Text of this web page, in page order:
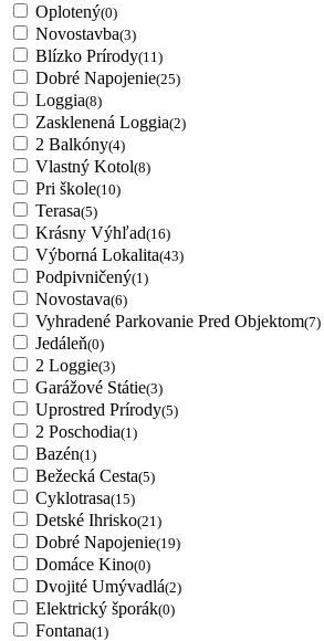
Oplotený(0)
Novostavba(3)
Blízko Prírody(11)
Dobré Napojenie(25)
Loggia(8)
Zasklenená Loggia(2)
2 Balkóny(4)
Vlastný Kotol(8)
Pri škole(10)
Terasa(5)
Krásny Výhľad(16)
Výborná Lokalita(43)
Podpivničený(1)
Novostava(6)
Vyhradené Parkovanie Pred Objektom(7)
Jedáleň(0)
2 Loggie(3)
Garážové Státie(3)
Uprostred Prírody(5)
2 Poschodia(1)
Bazén(1)
Bežecká Cesta(5)
Cyklotrasa(15)
Detské Ihrisko(21)
Dobré Napojenie(19)
Domáce Kino(0)
Dvojité Umývadlá(2)
Elektrický šporák(0)
Fontana(1)